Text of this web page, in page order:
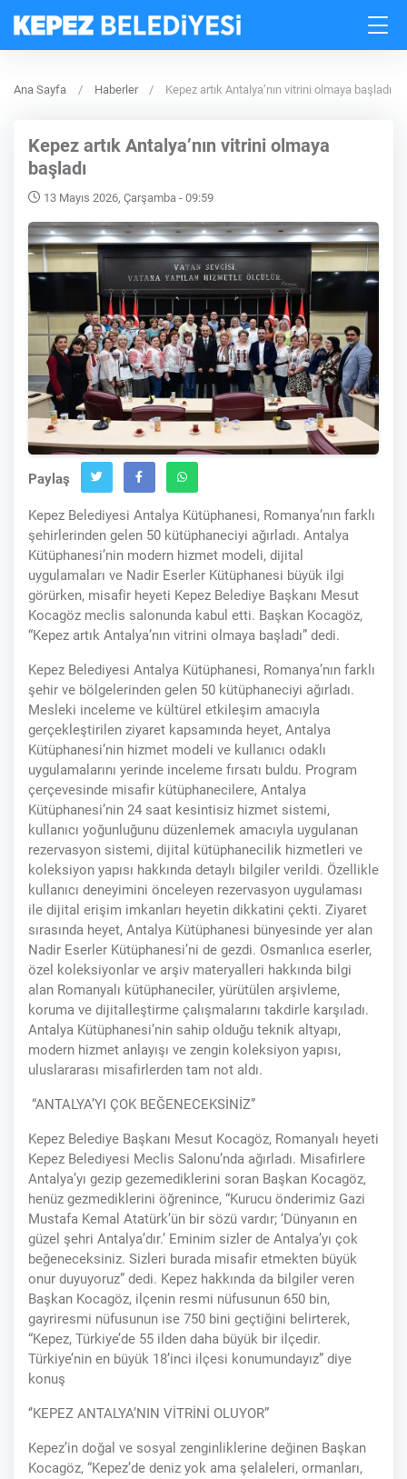
Ana Sayfa Haberler Kepez artık Antalya’nın vitrini olmaya başladı
Kepez artık Antalya’nın vitrini olmaya
başladı
13 Mayıs 2026, Çarşamba - 09:59
Paylaş
Kepez Belediyesi Antalya Kütüphanesi, Romanya’nın farklı
şehirlerinden gelen 50 kütüphaneciyi ağırladı. Antalya
Kütüphanesi’nin modern hizmet modeli, dijital
uygulamaları ve Nadir Eserler Kütüphanesi büyük ilgi
görürken, misafir heyeti Kepez Belediye Başkanı Mesut
Kocagöz meclis salonunda kabul etti. Başkan Kocagöz,
“Kepez artık Antalya’nın vitrini olmaya başladı” dedi.
Kepez Belediyesi Antalya Kütüphanesi, Romanya’nın farklı
şehir ve bölgelerinden gelen 50 kütüphaneciyi ağırladı.
Mesleki inceleme ve kültürel etkileşim amacıyla
gerçekleştirilen ziyaret kapsamında heyet, Antalya
Kütüphanesi’nin hizmet modeli ve kullanıcı odaklı
uygulamalarını yerinde inceleme fırsatı buldu. Program
çerçevesinde misafir kütüphanecilere, Antalya
Kütüphanesi’nin 24 saat kesintisiz hizmet sistemi,
kullanıcı yoğunluğunu düzenlemek amacıyla uygulanan
rezervasyon sistemi, dijital kütüphanecilik hizmetleri ve
koleksiyon yapısı hakkında detaylı bilgiler verildi. Özellikle
kullanıcı deneyimini önceleyen rezervasyon uygulaması
ile dijital erişim imkanları heyetin dikkatini çekti. Ziyaret
sırasında heyet, Antalya Kütüphanesi bünyesinde yer alan
Nadir Eserler Kütüphanesi’ni de gezdi. Osmanlıca eserler,
özel koleksiyonlar ve arşiv materyalleri hakkında bilgi
alan Romanyalı kütüphaneciler, yürütülen arşivleme,
koruma ve dijitalleştirme çalışmalarını takdirle karşıladı.
Antalya Kütüphanesi’nin sahip olduğu teknik altyapı,
modern hizmet anlayışı ve zengin koleksiyon yapısı,
uluslararası misafirlerden tam not aldı.
“ANTALYA’YI ÇOK BEĞENECEKSİNİZ”
Kepez Belediye Başkanı Mesut Kocagöz, Romanyalı heyeti
Kepez Belediyesi Meclis Salonu’nda ağırladı. Misafirlere
Antalya’yı gezip gezemediklerini soran Başkan Kocagöz,
henüz gezmediklerini öğrenince, “Kurucu önderimiz Gazi
Mustafa Kemal Atatürk’ün bir sözü vardır; ‘Dünyanın en
güzel şehri Antalya’dır.’ Eminim sizler de Antalya’yı çok
beğeneceksiniz. Sizleri burada misafir etmekten büyük
onur duyuyoruz” dedi. Kepez hakkında da bilgiler veren
Başkan Kocagöz, ilçenin resmi nüfusunun 650 bin,
gayriresmi nüfusunun ise 750 bini geçtiğini belirterek,
“Kepez, Türkiye’de 55 ilden daha büyük bir ilçedir.
Türkiye’nin en büyük 18’inci ilçesi konumundayız” diye
konuş
‘’KEPEZ ANTALYA’NIN VİTRİNİ OLUYOR”
Kepez’in doğal ve sosyal zenginliklerine değinen Başkan
Kocagöz, “Kepez’de deniz yok ama şelaleleri, ormanları,